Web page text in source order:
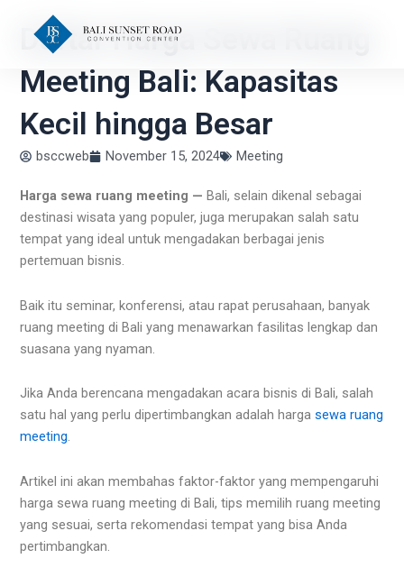
contentDaftar Harga Sewa Ruang
Meeting Bali: Kapasitas
Kecil hingga Besar
bsccweb November 15, 2024 Meeting
Harga sewa ruang meeting — Bali, selain dikenal sebagai
destinasi wisata yang populer, juga merupakan salah satu
tempat yang ideal untuk mengadakan berbagai jenis
pertemuan bisnis.
Baik itu seminar, konferensi, atau rapat perusahaan, banyak
ruang meeting di Bali yang menawarkan fasilitas lengkap dan
suasana yang nyaman.
Jika Anda berencana mengadakan acara bisnis di Bali, salah
satu hal yang perlu dipertimbangkan adalah hargasewa ruang
meeting.
Artikel ini akan membahas faktor-faktor yang mempengaruhi
harga sewa ruang meeting di Bali, tips memilih ruang meeting
yang sesuai, serta rekomendasi tempat yang bisa Anda
pertimbangkan.